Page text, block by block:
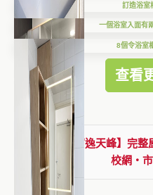
訂造浴室
一個浴室入面有
8個令浴室
查看
查看【富逸天峰】完整
校網・